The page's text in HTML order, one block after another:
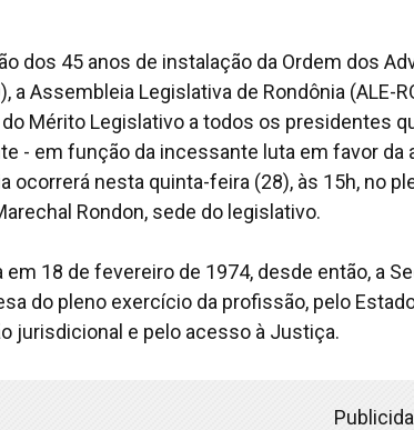
dos 45 anos de instalação da Ordem dos
a Assembleia Legislativa de Rondônia
Mérito Legislativo a todos os presidentes
- em função da incessante luta em favor da
ocorrerá nesta quinta-feira (28), às 15h, no
Rondon, sede do legislativo.
em 18 de fevereiro de 1974, desde então, a
do pleno exercício da profissão, pelo
jurisdicional e pelo acesso à Justiça.